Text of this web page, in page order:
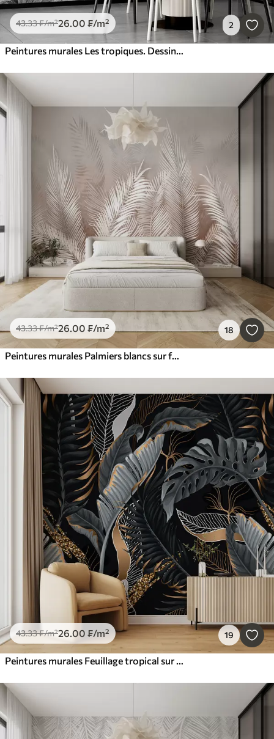
43.33₣/m²26.00 ₣/m² 2
Peintures murales Les tropiques. Dessin à l'encre de Chine
43.33₣/m²26.00 ₣/m² 18
Peintures murales Palmiers blancs sur fond brun de Granzh
43.33₣/m²26.00 ₣/m² 19
Peintures murales Feuillage tropical sur fond noir